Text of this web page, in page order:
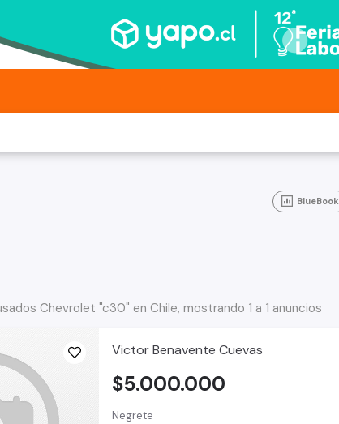
BlueBook
Chevrolet "c30" en Chile, mostrando 1 a 1 anuncios
Victor Benavente Cuevas
Negrete
$5.000.000